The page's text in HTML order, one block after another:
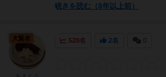
続きを読む（8年以上前）
528名 2名
大賢者